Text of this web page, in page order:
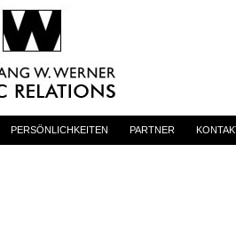
PERSÖNLICHKEITEN PARTNER